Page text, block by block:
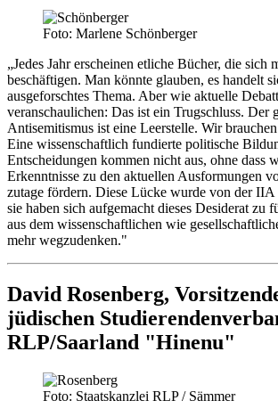
Foto: Marlene Schönberger
„Jedes Jahr erscheinen etliche Bücher, die sich
beschäftigen. Man könnte glauben, es handelt
ausgeforschtes Thema. Aber wie aktuelle
veranschaulichen: Das ist ein Trugschluss. Der
Antisemitismus ist eine Leerstelle. Wir brauchen
Eine wissenschaftlich fundierte politische
Entscheidungen kommen nicht aus, ohne dass
Erkenntnisse zu den aktuellen Ausformungen
zutage fördern. Diese Lücke wurde von der IIA
sie haben sich aufgemacht dieses Desiderat zu
aus dem wissenschaftlichen wie
mehr wegzudenken."
David Rosenberg,
jüdischen
RLP/Saarland "Hinenu"
Foto: Staatskanzlei RLP / Sämmer